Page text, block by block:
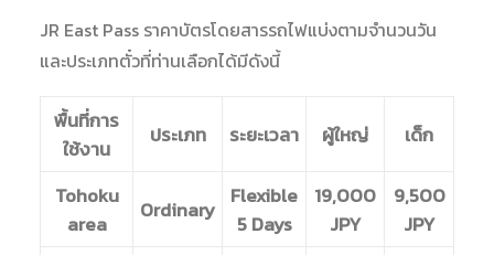
LINE ID : @WORLDSURPRISE
ENGLISH
JR East Pass ราคาบัตรโดยสารรถไฟแบ่งตามจำนวนวัน
และประเภทตั๋วที่ท่านเลือกได้มีดังนี้
พื้นที่การ
ใช้งาน
ประเภท ระยะเวลา ผู้ใหญ่ เด็ก
Tohoku
area
Ordinary Flexible
5 Days
19,000
JPY
9,500
JPY